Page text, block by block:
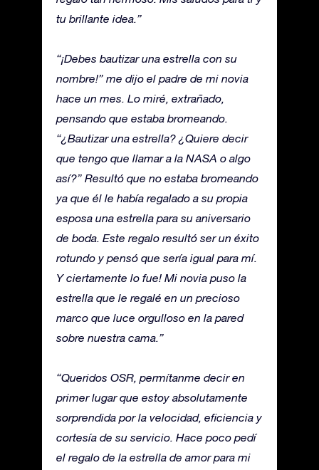
tu brillante idea.”
“¡Debes bautizar una estrella con su
nombre!” me dijo el padre de mi novia
hace un mes. Lo miré, extrañado,
pensando que estaba bromeando.
“¿Bautizar una estrella? ¿Quiere decir
que tengo que llamar a la NASA o algo
así?” Resultó que no estaba bromeando
ya que él le había regalado a su propia
esposa una estrella para su aniversario
de boda. Este regalo resultó ser un éxito
rotundo y pensó que sería igual para mí.
Y ciertamente lo fue! Mi novia puso la
estrella que le regalé en un precioso
marco que luce orgulloso en la pared
sobre nuestra cama.”
“Queridos OSR, permítanme decir en
primer lugar que estoy absolutamente
sorprendida por la velocidad, eficiencia y
cortesía de su servicio. Hace poco pedí
el regalo de la estrella de amor para mi